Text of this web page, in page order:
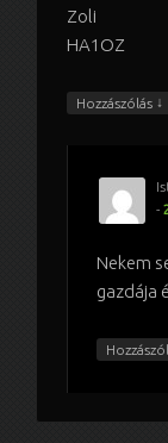
Zoli
HA1OZ
Hozzászólás ↓
-
Nekem
gazdája